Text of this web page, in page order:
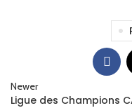
Newer
Ligue des Champions